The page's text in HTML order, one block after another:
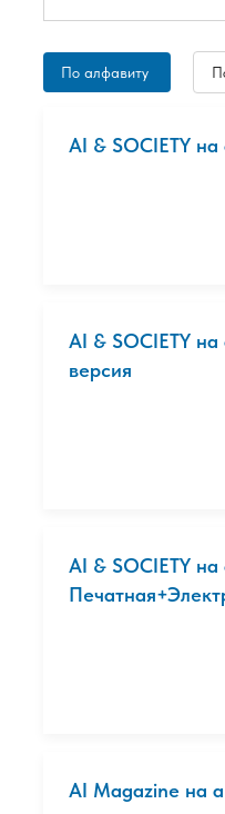
По алфавиту
AI & SOCIETY
AI & SOCIETY
версия
AI & SOCIETY
AI Magazine на